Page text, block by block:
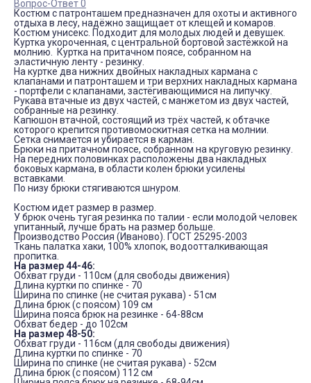
Вопрос-Ответ 0
Костюм с патронташем предназначен для охоты и активного
отдыха в лесу, надёжно защищает от клещей и комаров.
Костюм унисекс. Подходит для молодых людей и девушек.
Куртка укороченная, с центральной бортовой застёжкой на
молнию. Куртка на притачном поясе, собранном на
эластичную ленту - резинку.
На куртке два нижних двойных накладных кармана с
клапанами и патронташем и три верхних накладных кармана
- портфели с клапанами, застёгивающимися на липучку.
Рукава втачные из двух частей, с манжетом из двух частей,
собранные на резинку.
Капюшон втачной, состоящий из трёх частей, к обтачке
которого крепится противомоскитная сетка на молнии.
Сетка снимается и убирается в карман.
Брюки на притачном поясе, собранном на круговую резинку.
На передних половинках расположены два накладных
боковых кармана, в области колен брюки усилены
вставками.
По низу брюки стягиваются шнуром.
Костюм идет размер в размер.
У брюк очень тугая резинка по талии - если молодой человек
упитанный, лучше брать на размер больше.
Производство Россия (Иваново). ГОСТ 25295-2003
Ткань палатка хаки, 100% хлопок, водоотталкивающая
пропитка.
На размер 44-46:
Обхват груди - 110см (для свободы движения)
Длина куртки по спинке - 70
Ширина по спинке (не считая рукава) - 51см
Длина брюк (с поясом) 109 см
Ширина пояса брюк на резинке - 64-88см
Обхват бедер - до 102см
На размер 48-50:
Обхват груди - 116см (для свободы движения)
Длина куртки по спинке - 70
Ширина по спинке (не считая рукава) - 52см
Длина брюк (с поясом) 112 см